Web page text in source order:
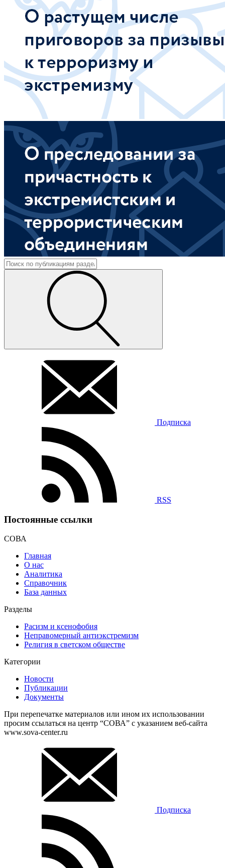
Подписка
RSS
Постоянные ссылки
СОВА
Главная
О нас
Аналитика
Справочник
База данных
Разделы
Расизм и ксенофобия
Неправомерный антиэкстремизм
Религия в светском обществе
Категории
Новости
Публикации
Документы
При перепечатке материалов или ином их использовании
просим ссылаться на центр “СОВА” с указанием веб-сайта
www.sova-center.ru
Подписка